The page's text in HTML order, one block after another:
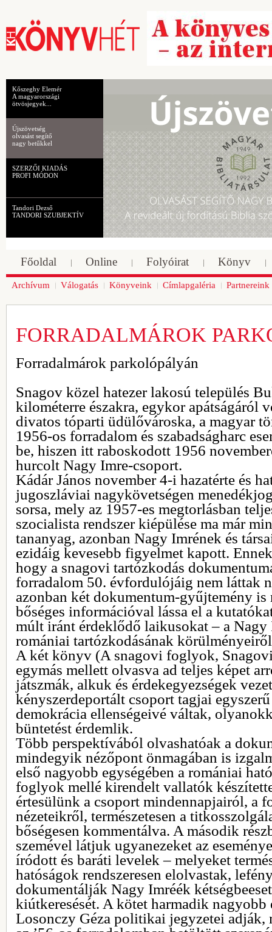
Kőszeghy Elemér
A magyarországi
ötvösjegyek...
Újszövetség
olvasást segítő
nagy betűkkel
SZERZŐI KIADÁS
PROFI MÓDON
Tandori Dezső
TANDORI SZUBJEKTÍV
Főoldal Online Folyóirat Könyv
Archívum Válogatás Könyveink Címlapgaléria Partnereink
FORRADALMÁROK
Forradalmárok parkolópályán
Snagov közel hatezer lakosú település
kilométerre északra, egykor apátságáról
divatos tóparti üdülővároska, a magyar
1956-os forradalom és szabadságharc
be, hiszen itt raboskodott 1956
hurcolt Nagy Imre-csoport.
Kádár János november 4-i hazatérte és
jugoszláviai nagykövetségen
sorsa, mely az 1957-es megtorlásban
szocialista rendszer kiépülése ma már
tananyag, azonban Nagy Imrének és
ezidáig kevesebb figyelmet kapott.
hogy a snagovi tartózkodás
forradalom 50. évfordulójáig nem láttak
azonban két dokumentum-gyűjtemény
bőséges információval lássa el a
múlt iránt érdeklődő laikusokat – a Nagy
romániai tartózkodásának
A két könyv (A snagovi foglyok,
egymás mellett olvasva ad teljes képet
játszmák, alkuk és érdekegyezségek
kényszerdeportált csoport tagjai
demokrácia ellenségeivé váltak,
büntetést érdemlik.
Több perspektívából olvashatóak a
mindegyik nézőpont önmagában is
első nagyobb egységében a romániai
foglyok mellé kirendelt vallatók
értesülünk a csoport mindennapjairól, a
nézeteikről, természetesen a
bőségesen kommentálva. A második
szemével látjuk ugyanezeket az
íródott és baráti levelek – melyeket
hatóságok rendszeresen elolvastak,
dokumentálják Nagy Imréék
kiútkeresését. A kötet harmadik nagyobb
Losonczy Géza politikai jegyzetei